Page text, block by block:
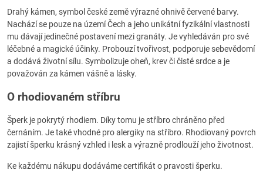
Drahý kámen, symbol české země výrazné ohnivě červené barvy.
Nachází se pouze na území Čech a jeho unikátní fyzikální vlastnosti
mu dávají jedinečné postavení mezi granáty. Je vyhledáván pro své
léčebné a magické účinky. Probouzí tvořivost, podporuje sebevědomí
a dodává životní sílu. Symbolizuje oheň, krev či čisté srdce a je
považován za kámen vášně a lásky.
O rhodiovaném stříbru
Šperk je pokrytý rhodiem. Díky tomu je stříbro chráněno před
černáním. Je také vhodné pro alergiky na stříbro. Rhodiovaný povrch
zajistí šperku krásný vzhled i lesk a výrazně prodlouží jeho životnost.
Ke každému nákupu dodáváme certifikát o pravosti šperku.